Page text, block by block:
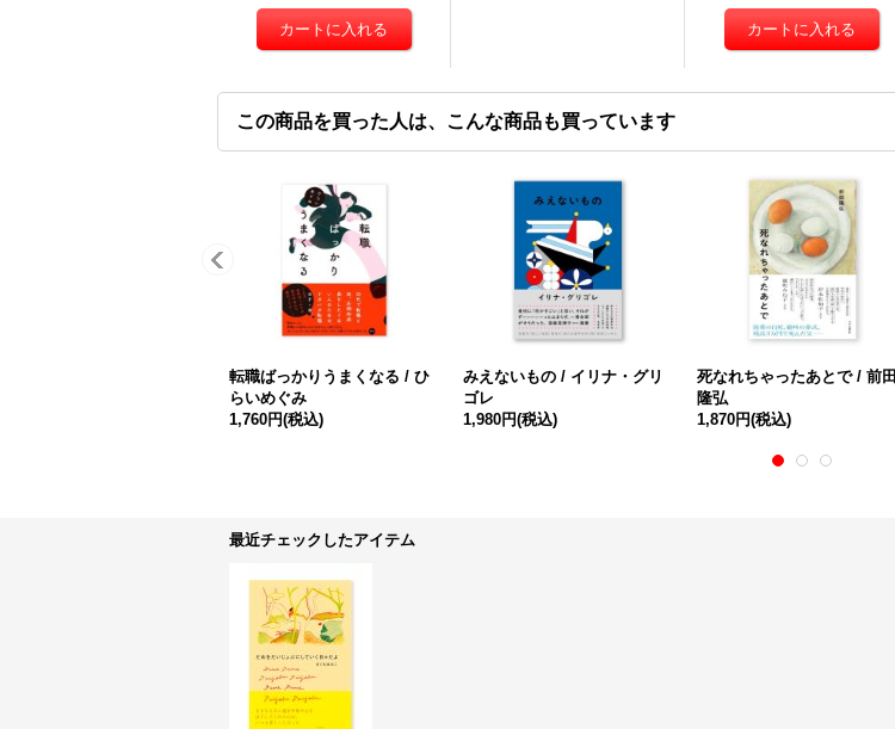
この商品を買った人は、こんな商品も買っています
転職ばっかりうまくなる / ひ
らいめぐみ
1,760円(税込)
みえないもの / イリナ・グリ
ゴレ
1,980円(税込)
死なれちゃったあとで / 前田
隆弘
1,870円(税込)
最近チェックしたアイテム